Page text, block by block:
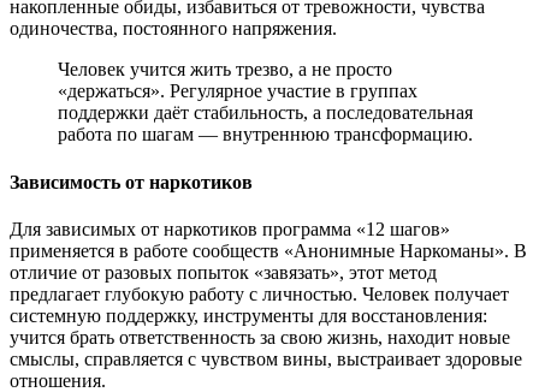
накопленные обиды, избавиться от тревожности, чувства
одиночества, постоянного напряжения.
Человек учится жить трезво, а не просто
«держаться». Регулярное участие в группах
поддержки даёт стабильность, а последовательная
работа по шагам — внутреннюю трансформацию.
Зависимость от наркотиков
Для зависимых от наркотиков программа «12 шагов»
применяется в работе сообществ «Анонимные Наркоманы». В
отличие от разовых попыток «завязать», этот метод
предлагает глубокую работу с личностью. Человек получает
системную поддержку, инструменты для восстановления:
учится брать ответственность за свою жизнь, находит новые
смыслы, справляется с чувством вины, выстраивает здоровые
отношения.